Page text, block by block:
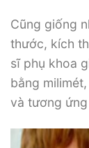
Cũng giống
thước, kích
sĩ phụ khoa
bằng
và tương ứng